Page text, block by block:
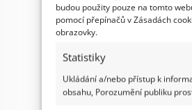
budou použity pouze na tomto
pomocí přepínačů v Zásadách
obrazovky.
Statistiky
Ukládání a/nebo přístup k
obsahu, Porozumění publiku